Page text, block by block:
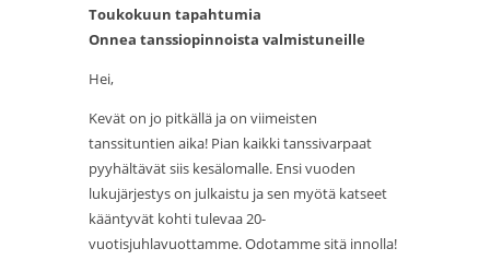
Toukokuun tapahtumia
Onnea tanssiopinnoista valmistuneille
Hei,
Kevät on jo pitkällä ja on viimeisten
tanssituntien aika! Pian kaikki tanssivarpaat
pyyhältävät siis kesälomalle. Ensi vuoden
lukujärjestys on julkaistu ja sen myötä katseet
kääntyvät kohti tulevaa 20-
vuotisjuhlavuottamme. Odotamme sitä innolla!